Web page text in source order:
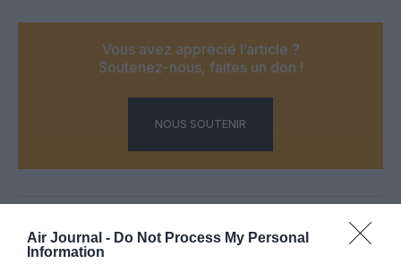
Air Journal - Do Not Process My Personal
Information
Vous avez apprécié l’article ?
Soutenez-nous, faites un don !
NOUS SOUTENIR
PARTAGER L'ARTICLE